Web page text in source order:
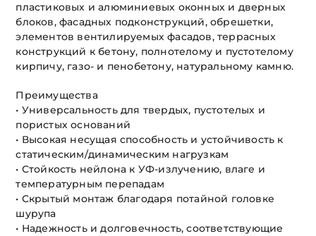
пластиковых и алюминиевых оконных и дверных
блоков, фасадных подконструкций, обрешетки,
элементов вентилируемых фасадов, террасных
конструкций к бетону, полнотелому и пустотелому
кирпичу, газо- и пенобетону, натуральному камню.
Преимущества
• Универсальность для твердых, пустотелых и
пористых оснований
• Высокая несущая способность и устойчивость к
статическим/динамическим нагрузкам
• Стойкость нейлона к УФ-излучению, влаге и
температурным перепадам
• Скрытый монтаж благодаря потайной головке
шурупа
• Надежность и долговечность, соответствующие